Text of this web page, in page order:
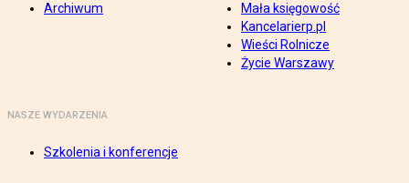
Archiwum
Mała księgowość
Kancelarierp.pl
Wieści Rolnicze
Życie Warszawy
NASZE WYDARZENIA
Szkolenia i konferencje